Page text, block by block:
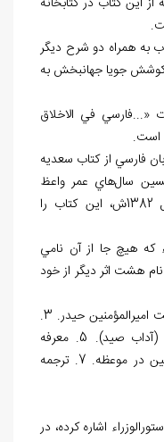
به همراه دو شرح ديگر
شيخ بهايي در سال 1387 به کوشش جويا جهانبخش به
«...فارسي في الاخلاق
است.
فارسي از کتاب سعديه
هاي عمر واعظ
تأليف شده است. علي اوجبي در سال 1382ش، اين کتاب را
كه هيچ جا از آن نامي
نام هشت اثر ديگر از خود
1. رساله عباسيه. 2. زبده السير در شجاعت اميرالمؤمنين حيدر. 3.
الملوك. 4. رساله صيد و شكار (آداب صيد). 5. معرفه
الثقلين(؟) در تاريخ. 6. سناد (؟) الواعظين در موعظه. 7. ترجمه
اشاره کرده، در